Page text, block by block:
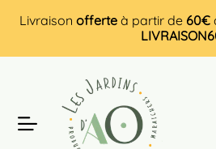
Livraison offerte à partir de 60€